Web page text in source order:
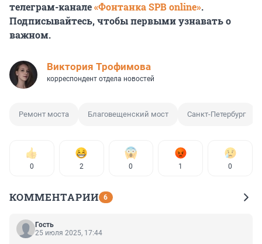
телеграм-канале«Фонтанка SPB online».
Подписывайтесь, чтобы первыми узнавать о
важном.
Виктория Трофимова
корреспондент отдела новостей
Ремонт моста Благовещенский мост Санкт-Петербург
0 2 0 1 0
КОММЕНТАРИИ 6
Гость
25 июля 2025, 17:44